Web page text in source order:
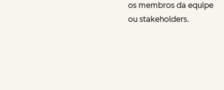
os membros da equipe
ou stakeholders.